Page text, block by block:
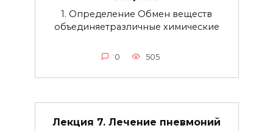
1. Определение Обмен веществ
объединяетразличные химические
0 505
Лекция 7. Лечение пневмоний